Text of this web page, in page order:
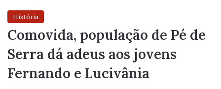
História
Comovida, população de Pé de
Serra dá adeus aos jovens
Fernando e Lucivânia